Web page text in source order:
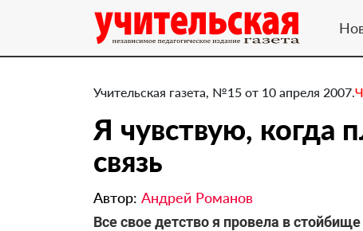
Учительская газета, №15 от 10 апреля 2007.
Я чувствую, когда
связь
Автор: Андрей Романов
Все свое детство я провела в